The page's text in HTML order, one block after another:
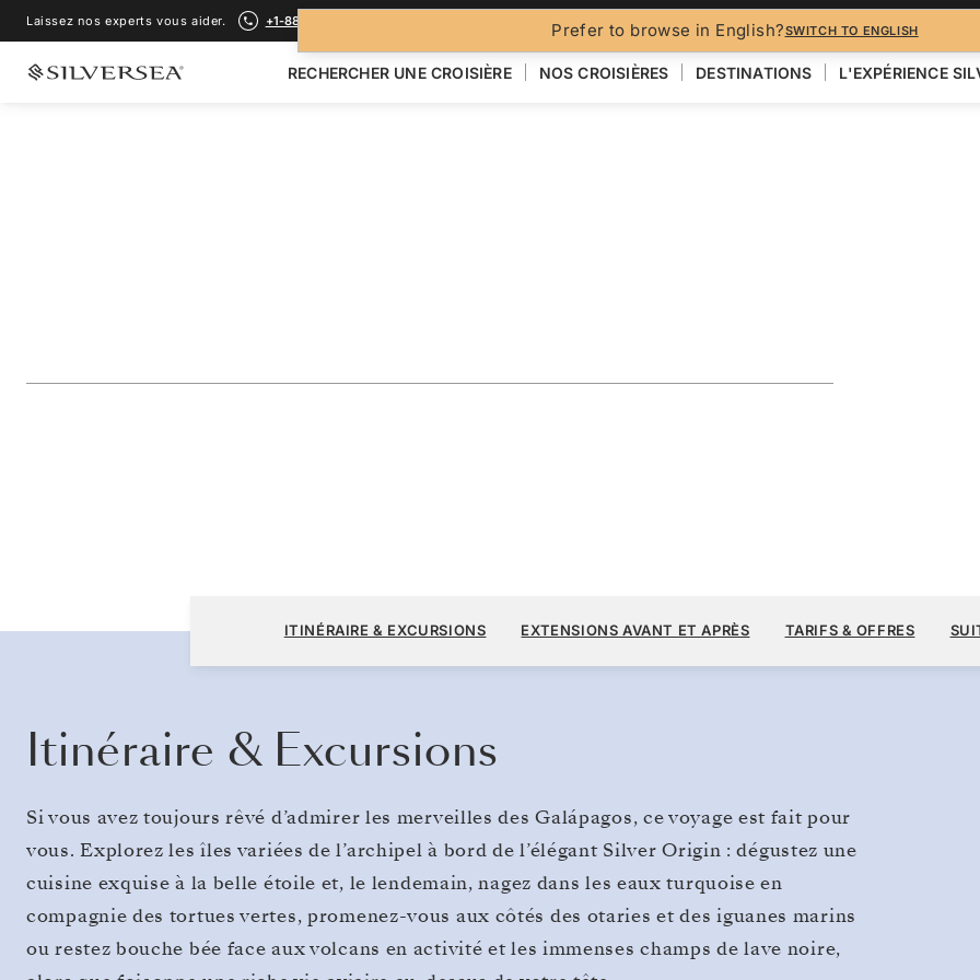
Prefer to browse in English?SWITCH TO ENGLISH
Laissez nos experts vous aider. +1-888-978-4070
RECHERCHER UNE CROISIÈRE NOS CROISIÈRES DESTINATIONS L'EXPÉRIENCE
San Cristóbal, Galápagos à San Cristóbal, Galápagos
7 JOURS
ITINÉRAIRE & EXCURSIONS EXTENSIONS AVANT ET APRÈS TARIFS & OFFRES
Itinéraire & Excursions
Si vous avez toujours rêvé d’admirer les merveilles des Galápagos, ce voyage est fait pour
vous. Explorez les îles variées de l’archipel à bord de l’élégant Silver Origin : dégustez une
cuisine exquise à la belle étoile et, le lendemain, nagez dans les eaux turquoise en
compagnie des tortues vertes, promenez-vous aux côtés des otaries et des iguanes marins
ou restez bouche bée face aux volcans en activité et les immenses champs de lave noire,